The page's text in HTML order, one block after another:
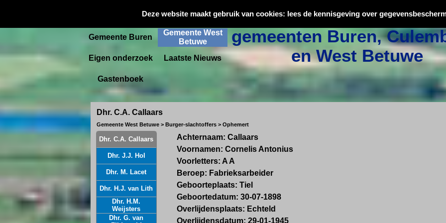
Deze website maakt gebruik van cookies: lees de kennisgeving over
Oorlogsslachtoffers
gemeenten Buren,
en West Betuwe
Gemeente
Culemborg
Gemeente Buren
Gemeente West
Betuwe
Eigen onderzoek
Laatste Nieuws
Gastenboek
Dhr. C.A. Callaars
Gemeente West Betuwe > Burger-slachtoffers > Ophemert
Achternaam: Callaars
Voornamen: Cornelis Antonius
Voorletters: A A
Beroep: Fabrieksarbeider
Geboorteplaats: Tiel
Geboortedatum: 30-07-1898
Overlijdensplaats: Echteld
Overlijdensdatum: 29-01-1945
Dhr. C.A. Callaars
Dhr. J.J. Hol
Dhr. M. Lacet
Dhr. H.J. van Lith
Dhr. H.M.
Weijsters
Dhr. G. van